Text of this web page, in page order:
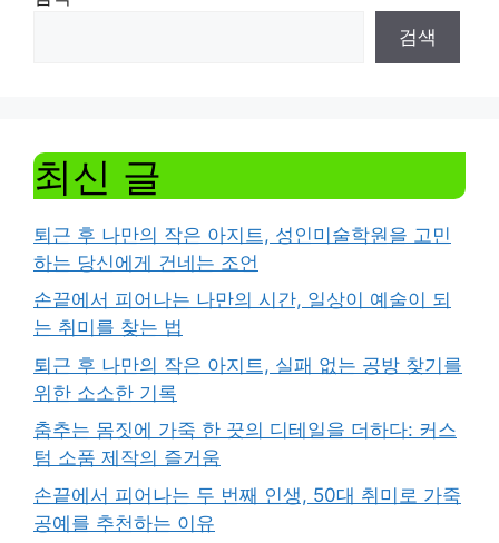
검색
최신 글
퇴근 후 나만의 작은 아지트, 성인미술학원을 고민
하는 당신에게 건네는 조언
손끝에서 피어나는 나만의 시간, 일상이 예술이 되
는 취미를 찾는 법
퇴근 후 나만의 작은 아지트, 실패 없는 공방 찾기를
위한 소소한 기록
춤추는 몸짓에 가죽 한 끗의 디테일을 더하다: 커스
텀 소품 제작의 즐거움
손끝에서 피어나는 두 번째 인생, 50대 취미로 가죽
공예를 추천하는 이유